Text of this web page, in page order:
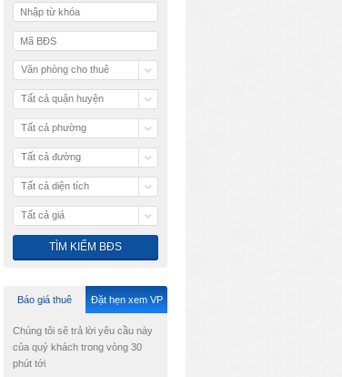
Văn phòng cho thuê
Tất cả quận huyện
Tất cả phường
Tất cả đường
Tất cả diện tích
Tất cả giá
Báo giá thuê Đặt hẹn xem VP
Chúng tôi sẽ trả lời yêu cầu này
của quý khách trong vòng 30
phút tới